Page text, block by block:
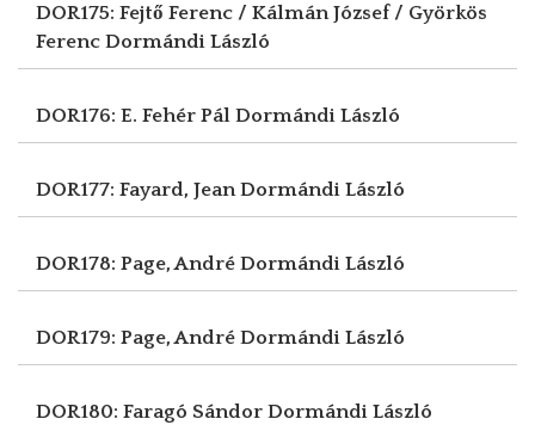
DOR175: Fejtő Ferenc / Kálmán József / Györkös
Ferenc Dormándi László
DOR176: E. Fehér Pál Dormándi László
DOR177: Fayard, JeanDormándi László
DOR178: Page, André Dormándi László
DOR179: Page, André Dormándi László
DOR180: Faragó Sándor Dormándi László